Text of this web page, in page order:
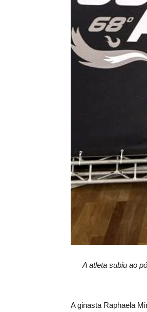
A atleta subiu ao
A ginasta Raphaela